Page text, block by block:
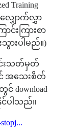
Training
လျှောက်လွှာ
ာင်းကြားစာ
သွားပါမည်။)
းသတ်မှတ်
အသေးစိတ်
တွင် download
ပါသည်။